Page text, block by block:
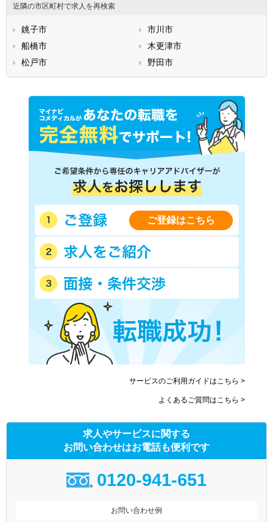
近隣の市区町村で求人を再検索
銚子市
市川市
船橋市
木更津市
松戸市
野田市
ご登録はこちら
サービスのご利用ガイドはこちら >
よくあるご質問はこちら >
求人やサービスに関する
お問い合わせはお電話も便利です
0120-941-651
お問い合わせ例